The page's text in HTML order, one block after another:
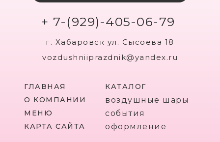
ГЛАВНАЯ
+ 7-(929)-405-06-79
г. Хабаровск ул. Сысоева 18
vozdushniiprazdnik@yandex.ru
О КОМПАНИИ
КАРТА САЙТА
МЕНЮ
КАТАЛОГ
воздушные шары
события
оформление